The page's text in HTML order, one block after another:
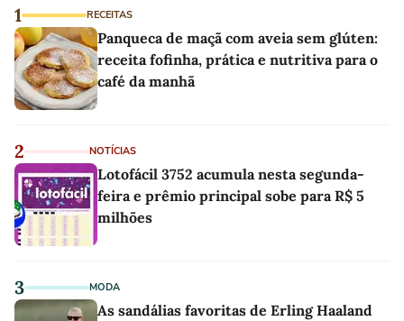
1 RECEITAS
Panqueca de maçã com aveia sem glúten:
receita fofinha, prática e nutritiva para o
café da manhã
2 NOTÍCIAS
Lotofácil 3752 acumula nesta segunda-
feira e prêmio principal sobe para R$ 5
milhões
3 MODA
As sandálias favoritas de Erling Haaland